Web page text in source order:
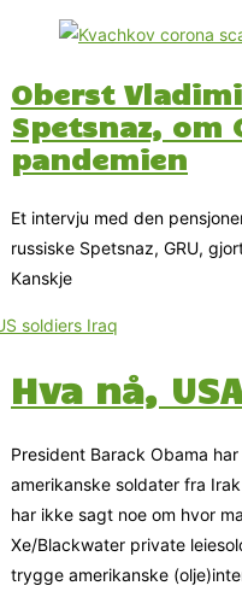
Oberst
Spetsnaz, om
pandemien
Et intervju med den
russiske Spetsnaz, GRU,
Kanskje
Hva nå,
President Barack Obama
amerikanske soldater fra
har ikke sagt noe om hvor
Xe/Blackwater private
trygge amerikanske